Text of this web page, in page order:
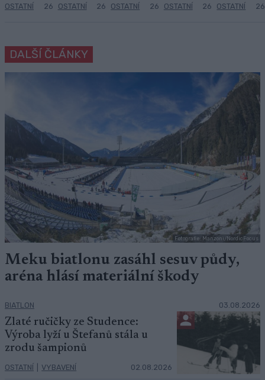
OSTATNÍ
26
OSTATNÍ
26
OSTATNÍ
26
OSTATNÍ
26
OSTATNÍ
26
DALŠÍ ČLÁNKY
Fotografie: Manzoni/NordicFocus
Meku biatlonu zasáhl sesuv půdy,
aréna hlásí materiální škody
BIATLON 03.08.2026
Zlaté ručičky ze Studence:
Výroba lyží u Štefanů stála u
zrodu šampionů
OSTATNÍ VYBAVENÍ 02.08.2026